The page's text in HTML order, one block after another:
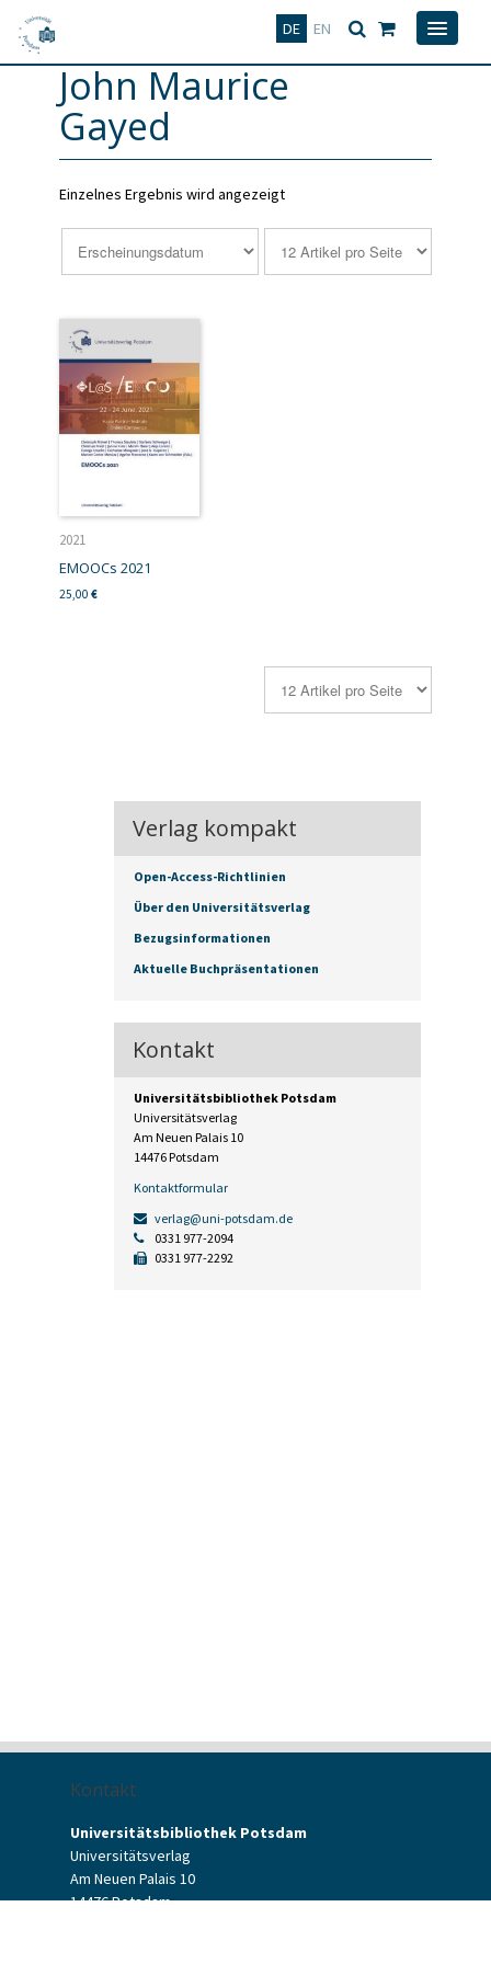
DE EN
Deutsch
John Maurice
Gayed
Einzelnes Ergebnis wird angezeigt
2021
EMOOCs 2021
25,00 €
Verlag kompakt
Open-Access-Richtlinien
Über den Universitätsverlag
Bezugsinformationen
Aktuelle Buchpräsentationen
Kontakt
Universitätsbibliothek Potsdam
Universitätsverlag
Am Neuen Palais 10
14476 Potsdam
Kontaktformular
verlag@uni-potsdam.de
0331 977-2094
0331 977-2292
Kontakt
Universitätsbibliothek Potsdam
Universitätsverlag
Am Neuen Palais 10
14476 Potsdam